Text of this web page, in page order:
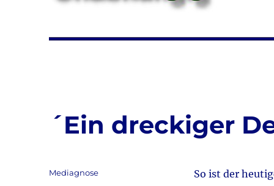
´Ein dreckiger
So ist der
Autor
Mediagnose